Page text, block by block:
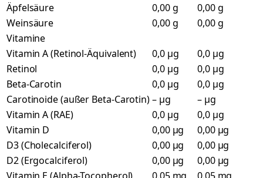
Äpfelsäure
0,00 g
0,00 g
Weinsäure
0,00 g
0,00 g
Vitamine
Vitamin A (Retinol-Äquivalent)
0,0 µg
0,0 µg
Retinol
0,0 µg
0,0 µg
Beta-Carotin
0,0 µg
0,0 µg
Carotinoide (außer Beta-Carotin)– µg
– µg
Vitamin A (RAE)
0,0 µg
0,0 µg
Vitamin D
0,00 µg
0,00 µg
D3 (Cholecalciferol)
0,00 µg
0,00 µg
D2 (Ergocalciferol)
0,00 µg
0,00 µg